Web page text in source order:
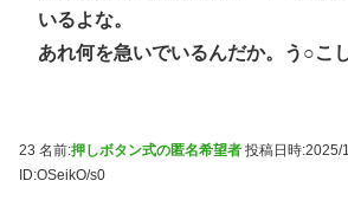
いるよな。
あれ何を急いでいるんだか。う○こ
23 名前:押しボタン式の匿名希望者 投稿日時:2025/
ID:OSeikO/s0